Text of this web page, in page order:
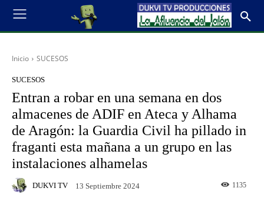
Inicio SUCESOS
SUCESOS
Entran a robar en una semana en dos
almacenes de ADIF en Ateca y Alhama
de Aragón: la Guardia Civil ha pillado in
fraganti esta mañana a un grupo en las
instalaciones alhamelas
DUKVI TV 13 Septiembre 2024 1135